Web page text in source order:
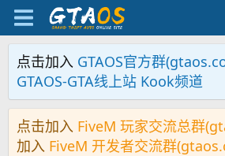
点击加入 GTAOS官方群
GTAOS-GTA线上站 Kook频道
点击加入 FiveM 玩家交流总群
加入 FiveM 开发者交流群